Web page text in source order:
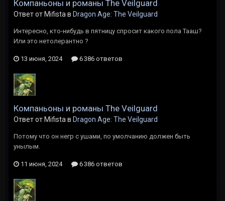
Компаньоны и романы The Veilguard
Ответ от Mifista в Dragon Age: The Veilguard
Интересно, кто-нибудь в пятницу спросит какого пола Тааш?
Или это нетолерантно ?
13 июня, 2024 6 386 ответов
Компаньоны и романы The Veilguard
Ответ от Mifista в Dragon Age: The Veilguard
Потому что он негр с ушами, по умолчанию должен быть
унылым.
11 июня, 2024 6 386 ответов